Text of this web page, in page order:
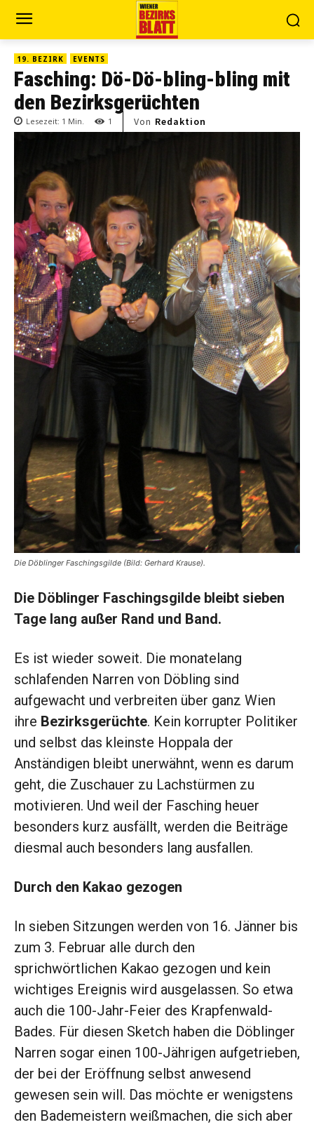
19. BEZIRK EVENTS
Fasching: Dö-Dö-bling-bling mit
den Bezirksgerüchten
Lesezeit: 1 Min. 1 Von Redaktion
Die Döblinger Faschingsgilde (Bild: Gerhard Krause).
Die Döblinger Faschingsgilde bleibt sieben
Tage lang außer Rand und Band.
Es ist wieder soweit. Die monatelang
schlafenden Narren von Döbling sind
aufgewacht und verbreiten über ganz Wien
ihre Bezirksgerüchte. Kein korrupter Politiker
und selbst das kleinste Hoppala der
Anständigen bleibt unerwähnt, wenn es darum
geht, die Zuschauer zu Lachstürmen zu
motivieren. Und weil der Fasching heuer
besonders kurz ausfällt, werden die Beiträge
diesmal auch besonders lang ausfallen.
Durch den Kakao gezogen
In sieben Sitzungen werden von 16. Jänner bis
zum 3. Februar alle durch den
sprichwörtlichen Kakao gezogen und kein
wichtiges Ereignis wird ausgelassen. So etwa
auch die 100-Jahr-Feier des Krapfenwald-
Bades. Für diesen Sketch haben die Döblinger
Narren sogar einen 100-Jährigen aufgetrieben,
der bei der Eröffnung selbst anwesend
gewesen sein will. Das möchte er wenigstens
den Bademeistern weißmachen, die sich aber